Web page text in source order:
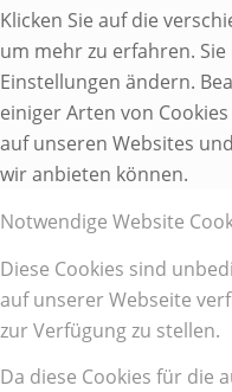
Klicken Sie auf die
um mehr zu erfahren.
Einstellungen ändern.
einiger Arten von
auf unseren Websites
wir anbieten können.
Notwendige Website
Diese Cookies sind
auf unserer Webseite
zur Verfügung zu stellen.
Da diese Cookies für die